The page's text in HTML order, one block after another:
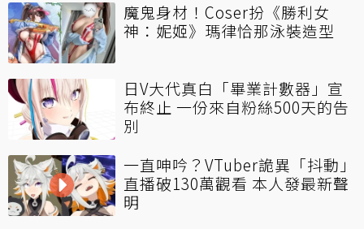
魔鬼身材！Coser扮《勝利女
神：妮姬》瑪律恰那泳裝造型
日V大代真白「畢業計數器」宣
布終止 一份來自粉絲500天的告
別
一直呻吟？VTuber詭異「抖動」
直播破130萬觀看 本人發最新聲
明